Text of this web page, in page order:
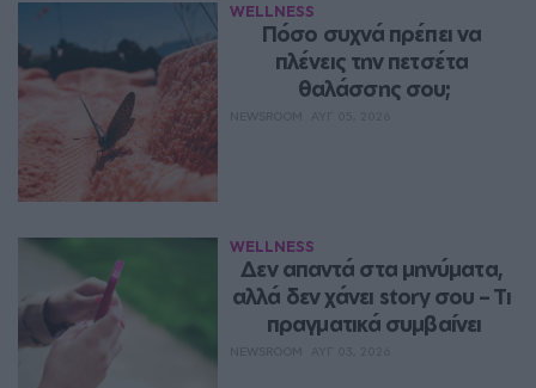
WELLNESS
Πόσο συχνά πρέπει να
πλένεις την πετσέτα
θαλάσσης σου;
WELLNESS
Δεν απαντά στα μηνύματα,
αλλά δεν χάνει story σου – Τι
πραγματικά συμβαίνει